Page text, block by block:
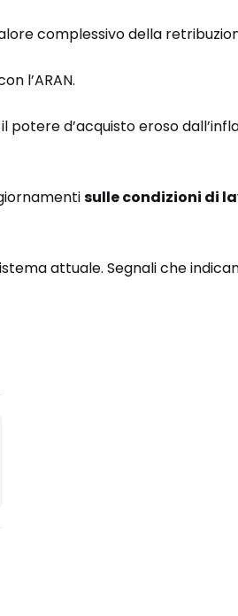
complessivo della
l’ARAN.
d’acquisto eroso
sulle condizioni di
attuale. Segnali che